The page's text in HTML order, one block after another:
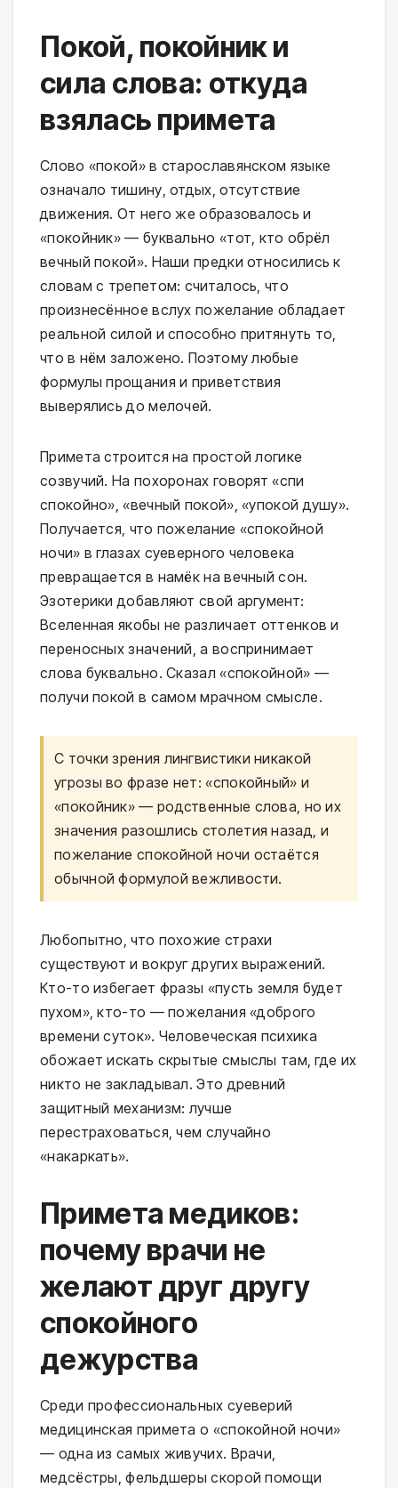
Покой, покойник и
сила слова: откуда
взялась примета
Слово «покой» в старославянском языке
означало тишину, отдых, отсутствие
движения. От него же образовалось и
«покойник» — буквально «тот, кто обрёл
вечный покой». Наши предки относились к
словам с трепетом: считалось, что
произнесённое вслух пожелание обладает
реальной силой и способно притянуть то,
что в нём заложено. Поэтому любые
формулы прощания и приветствия
выверялись до мелочей.
Примета строится на простой логике
созвучий. На похоронах говорят «спи
спокойно», «вечный покой», «упокой душу».
Получается, что пожелание «спокойной
ночи» в глазах суеверного человека
превращается в намёк на вечный сон.
Эзотерики добавляют свой аргумент:
Вселенная якобы не различает оттенков и
переносных значений, а воспринимает
слова буквально. Сказал «спокойной» —
получи покой в самом мрачном смысле.
С точки зрения лингвистики никакой
угрозы во фразе нет: «спокойный» и
«покойник» — родственные слова, но их
значения разошлись столетия назад, и
пожелание спокойной ночи остаётся
обычной формулой вежливости.
Любопытно, что похожие страхи
существуют и вокруг других выражений.
Кто-то избегает фразы «пусть земля будет
пухом», кто-то — пожелания «доброго
времени суток». Человеческая психика
обожает искать скрытые смыслы там, где их
никто не закладывал. Это древний
защитный механизм: лучше
перестраховаться, чем случайно
«накаркать».
Примета медиков:
почему врачи не
желают друг другу
спокойного
дежурства
Среди профессиональных суеверий
медицинская примета о «спокойной ночи»
— одна из самых живучих. Врачи,
медсёстры, фельдшеры скорой помощи